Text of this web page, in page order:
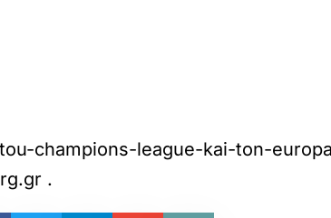
champions-league-kai-ton-
.